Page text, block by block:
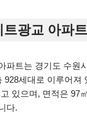
광교 아파
파트는 경기도 수원
928세대로 이루어져
있으며, 면적은 97
다.